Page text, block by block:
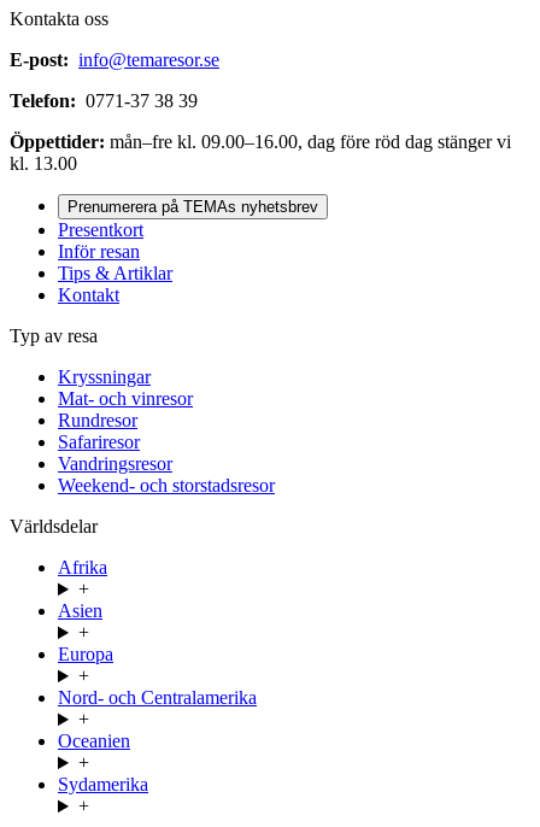
Kontakta oss
E-post: info@temaresor.se
Telefon: 0771-37 38 39
Öppettider: mån–fre kl. 09.00–16.00, dag före röd dag stänger vi
kl. 13.00
Prenumerera på TEMAs nyhetsbrev
Presentkort
Inför resan
Tips & Artiklar
Kontakt
Typ av resa
Kryssningar
Mat- och vinresor
Rundresor
Safariresor
Vandringsresor
Weekend- och storstadsresor
Världsdelar
Afrika
+
Asien
+
Europa
+
Nord- och Centralamerika
+
Oceanien
+
Sydamerika
+